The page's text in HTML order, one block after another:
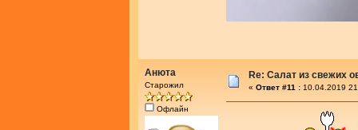
Анюта
Старожил
Офлайн
Re: Салат из свежих
« Ответ #11 : 10.04.2019